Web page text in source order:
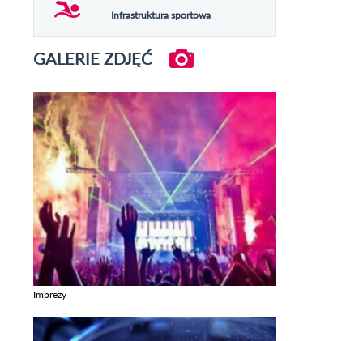
Infrastruktura sportowa
GALERIE ZDJĘĆ
Imprezy